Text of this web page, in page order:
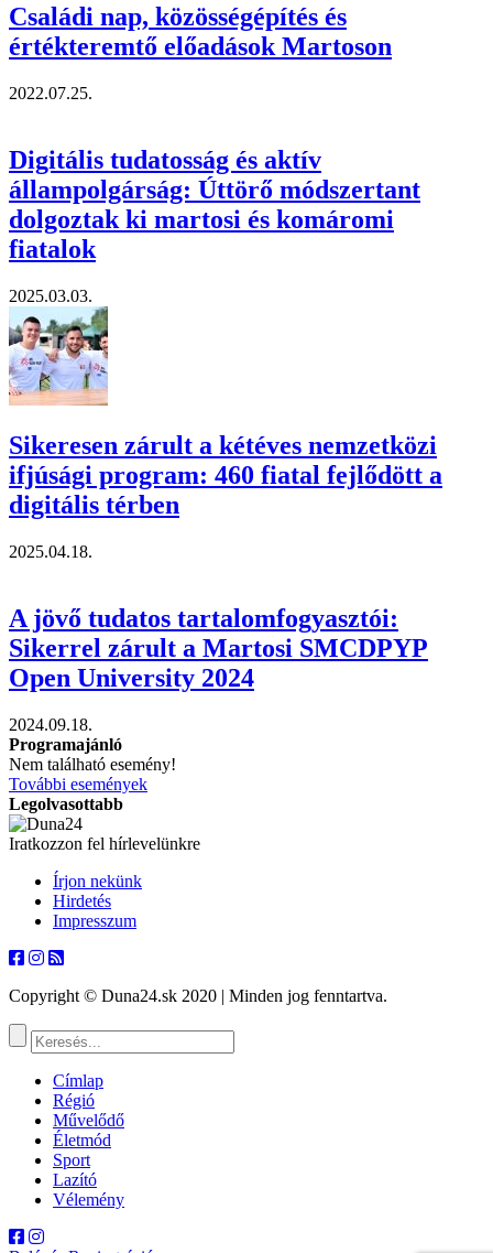
Családi nap, közösségépítés és
értékteremtő előadások Martoson
2022.07.25.
Digitális tudatosság és aktív
állampolgárság: Úttörő módszertant
dolgoztak ki martosi és komáromi
fiatalok
2025.03.03.
Sikeresen zárult a kétéves nemzetközi
ifjúsági program: 460 fiatal fejlődött a
digitális térben
2025.04.18.
A jövő tudatos tartalomfogyasztói:
Sikerrel zárult a Martosi SMCDPYP
Open University 2024
2024.09.18.
Programajánló
Nem található esemény!
További események
Legolvasottabb
Iratkozzon fel hírlevelünkre
Írjon nekünk
Hirdetés
Impresszum
Copyright © Duna24.sk 2020 | Minden jog fenntartva.
Címlap
Régió
Művelődő
Életmód
Sport
Lazító
Vélemény